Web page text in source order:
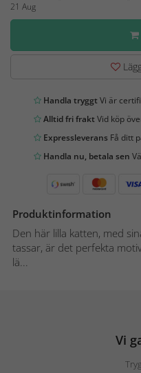
21 Aug
Handla tryggtVi är
Alltid fri fraktVid köp
Expressleverans Få ditt
Handla nu, betala sen
Produktinformation
Den här lilla katten, med
tassar, är det perfekta
lä...
Vi